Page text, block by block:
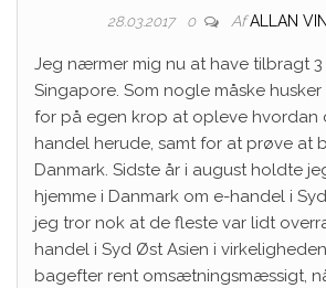
28.03.2017 0 Af ALLAN
Jeg nærmer mig nu at have tilbragt 3
Singapore. Som nogle måske
for på egen krop at opleve hvordan
handel herude, samt for at prøve at
Danmark. Sidste år i august holdte
hjemme i Danmark om e-handel i
jeg tror nok at de fleste var lidt
handel i Syd Øst Asien i
bagefter rent omsætningsmæssigt,